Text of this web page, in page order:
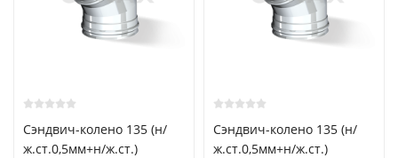
Сэндвич-колено 135 (н/
ж.ст.0,5мм+н/ж.ст.)
Сэндвич-колено 135 (н/
ж.ст.0,5мм+н/ж.ст.)